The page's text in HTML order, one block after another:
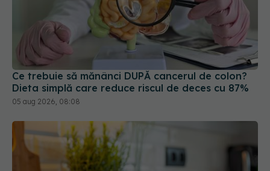
Ce trebuie să mănânci DUPĂ cancerul de colon?
Dieta simplă care reduce riscul de deces cu 87%
05 aug 2026, 08:08